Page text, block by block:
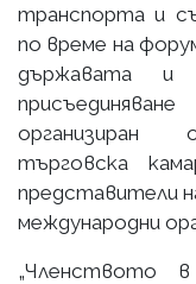
транспорта и
по време на
държавата
организиран
търговска
представители
международни
„Членството